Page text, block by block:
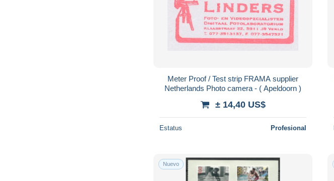
Meter Proof / Test strip FRAMA supplier
Netherlands Photo camera - ( Apeldoorn )
± 14,40 US$
Estatus Profesional
Nuevo